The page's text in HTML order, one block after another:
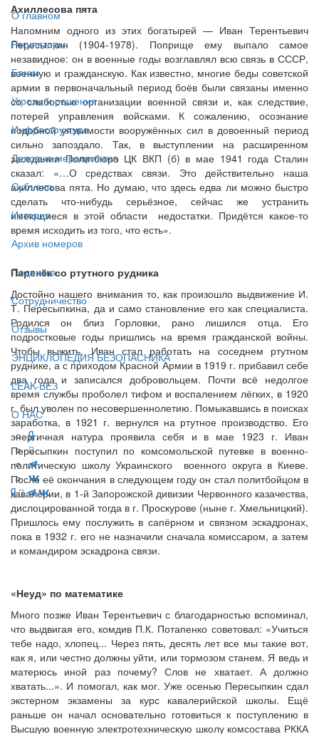
О главном
Регуляторы
Банки
Угрозы и решения
Инфраструктура
Деловые мероприятия
Субъекты
История
Архив номеров
Подписка
Сотрудничество
Отзывы
ЭНЦИКЛОПЕДИЯ БЕЗОПАСНИКА
LEAK-БЕЗ
О НАС
Ахиллесова пята
Напомним одного из этих богатырей — Иван Терентьевич
Пересыпкин (1904-1978). Поприще ему выпало самое
незавидное: он в военные годы возглавлял всю связь в СССР,
военную и гражданскую. Как известно, многие беды советской
армии в первоначальный период боёв были связаны именно
со слабостью организации военной связи и, как следствие,
потерей управления войсками. К сожалению, осознание
подобной уязвимости вооружённых сил в довоенный период
сильно запоздало. Так, в выступлении на расширенном
заседании Политбюро ЦК ВКП (б) в мае 1941 года Сталин
сказал: «…О средствах связи. Это действительно наша
ахиллесова пята. Но думаю, что здесь едва ли можно быстро
сделать что-нибудь серьёзное, сейчас же устранить
имеющиеся в этой области недостатки. Придётся какое-то
время исходить из того, что есть».
Паренёк со ртутного рудника
Достойно нашего внимания то, как произошло выдвижение И.
Т. Пересыпкина, да и само становление его как специалиста.
Родился он близ Горловки, рано лишился отца. Его
подростковые годы пришлись на время гражданской войны.
Чтобы выжить, Иван стал работать на соседнем ртутном
руднике, а с приходом Красной Армии в 1919 г. прибавил себе
два года и записался добровольцем. Почти всё недолгое
время службы проболел тифом и воспалением лёгких, в 1920
г. был уволен по несовершеннолетию. Помыкавшись в поисках
заработка, в 1921 г. вернулся на ртутное производство. Его
энергичная натура проявила себя и в мае 1923 г. Иван
Пересыпкин поступил по комсомольской путевке в военно-
политическую школу Украинского военного округа в Киеве.
После её окончания в следующем году он стал политбойцом в
кавалерии, в 1-й Запорожской дивизии Червонного казачества,
дислоцированной тогда в г. Проскурове (ныне г. Хмельницкий).
Пришлось ему послужить в сапёрном и связном эскадронах,
пока в 1932 г. его не назначили сначала комиссаром, а затем
и командиром эскадрона связи.
«Неуд» по математике
Много позже Иван Терентьевич с благодарностью вспоминал,
что выдвигая его, комдив П.К. Потапенко советовал: «Учиться
тебе надо, хлопец... Через пять, десять лет все мы такие вот,
как я, или честно должны уйти, или тормозом станем. Я ведь и
матерюсь иной раз почему? Слов не хватает. А должно
хватать...». И помогал, как мог. Уже осенью Пересыпкин сдал
экстерном экзамены за курс кавалерийской школы. Ещё
раньше он начал основательно готовиться к поступлению в
Высшую военную электротехническую школу комсостава РККА